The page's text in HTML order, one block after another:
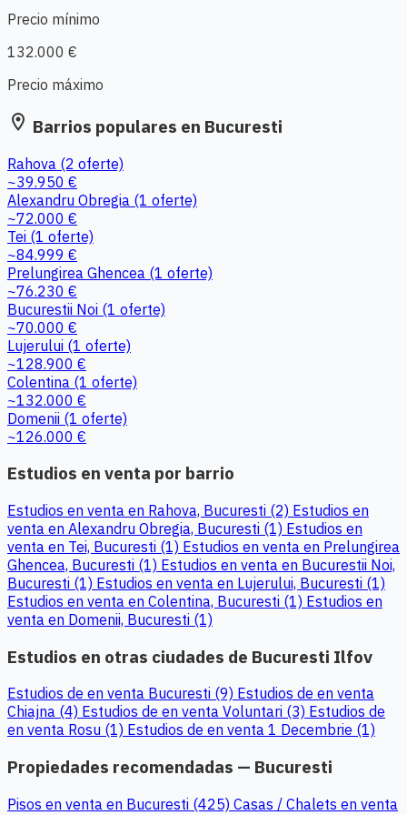
Precio mínimo
132.000 €
Precio máximo
location_on Barrios populares en Bucuresti
Rahova (2 oferte)
~39.950 €
Alexandru Obregia (1 oferte)
~72.000 €
Tei (1 oferte)
~84.999 €
Prelungirea Ghencea (1 oferte)
~76.230 €
Bucurestii Noi (1 oferte)
~70.000 €
Lujerului (1 oferte)
~128.900 €
Colentina (1 oferte)
~132.000 €
Domenii (1 oferte)
~126.000 €
Estudios en venta por barrio
Estudios en venta en Rahova, Bucuresti (2) Estudios en
venta en Alexandru Obregia, Bucuresti (1) Estudios en
venta en Tei, Bucuresti (1) Estudios en venta en Prelungirea
Ghencea, Bucuresti (1) Estudios en venta en Bucurestii Noi,
Bucuresti (1) Estudios en venta en Lujerului, Bucuresti (1)
Estudios en venta en Colentina, Bucuresti (1) Estudios en
venta en Domenii, Bucuresti (1)
Estudios en otras ciudades de Bucuresti Ilfov
Estudios de en venta Bucuresti (9) Estudios de en venta
Chiajna (4) Estudios de en venta Voluntari (3) Estudios de
en venta Rosu (1) Estudios de en venta 1 Decembrie (1)
Propiedades recomendadas — Bucuresti
Pisos en venta en Bucuresti (425) Casas / Chalets en venta